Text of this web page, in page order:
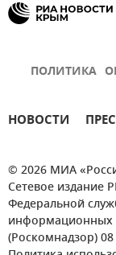
ПОЛИТИКА
НОВОСТИ
© 2026 МИА
Сетевое издание
Федеральной
информационных
(Роскомнадзор)